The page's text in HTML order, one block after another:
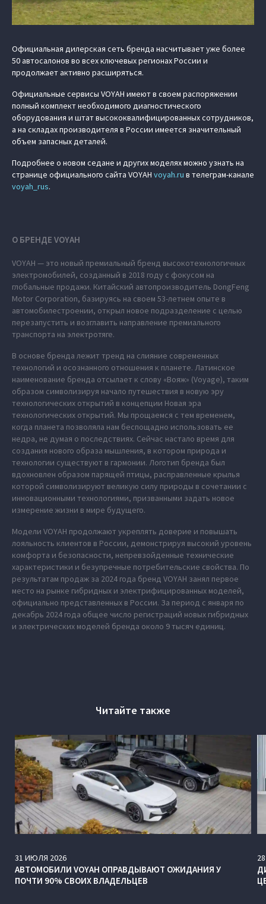
Официальная дилерская сеть бренда насчитывает уже более
50 автосалонов во всех ключевых регионах России и
продолжает активно расширяться.
Официальные сервисы VOYAH имеют в своем распоряжении
полный комплект необходимого диагностического
оборудования и штат высококвалифицированных сотрудников,
а на складах производителя в России имеется значительный
объем запасных деталей.
Подробнее о новом седане и других моделях можно узнать на
странице официального сайта VOYAH voyah.ru в телеграм-канале
voyah_rus.
О БРЕНДЕ VOYAH
VOYAH — это новый премиальный бренд высокотехнологичных
электромобилей, созданный в 2018 году с фокусом на
глобальные продажи. Китайский автопроизводитель DongFeng
Motor Corporation, базируясь на своем 53-летнем опыте в
автомобилестроении, открыл новое подразделение с целью
перезапустить и возглавить направление премиального
транспорта на электротяге.
В основе бренда лежит тренд на слияние современных
технологий и осознанного отношения к планете. Латинское
наименование бренда отсылает к слову «Вояж» (Voyage), таким
образом символизируя начало путешествия в новую эру
технологических открытий в концепции Новая эра
технологических открытий. Мы прощаемся с тем временем,
когда планета позволяла нам беспощадно использовать ее
недра, не думая о последствиях. Сейчас настало время для
создания нового образа мышления, в котором природа и
технологии существуют в гармонии. Логотип бренда был
вдохновлен образом парящей птицы, расправленные крылья
которой символизируют великую силу природы в сочетании с
инновационными технологиями, призванными задать новое
измерение жизни в мире будущего.
Модели VOYAH продолжают укреплять доверие и повышать
лояльность клиентов в России, демонстрируя высокий уровень
комфорта и безопасности, непревзойденные технические
характеристики и безупречные потребительские свойства. По
результатам продаж за 2024 года бренд VOYAH занял первое
место на рынке гибридных и электрифицированных моделей,
официально представленных в России. За период с января по
декабрь 2024 года общее число регистраций новых гибридных
и электрических моделей бренда около 9 тысяч единиц.
Читайте также
31 ИЮЛЯ 2026
АВТОМОБИЛИ VOYAH ОПРАВДЫВАЮТ ОЖИДАНИЯ У
ПОЧТИ 90% СВОИХ ВЛАДЕЛЬЦЕВ
28